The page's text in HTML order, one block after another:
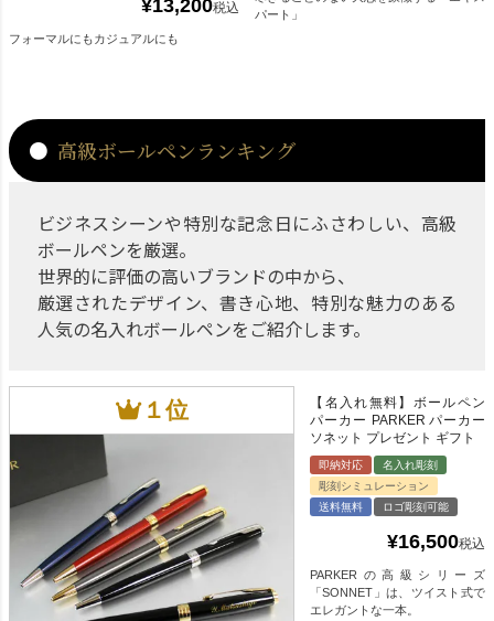
¥13,200税込
フォーマルにもカジュアルにも
パート」
高級ボールペンランキング
ビジネスシーンや特別な記念日にふさわしい、高級
ボールペンを厳選。
世界的に評価の高いブランドの中から、
厳選されたデザイン、書き心地、特別な魅力のある
人気の名入れボールペンをご紹介します。
【名入れ無料】ボールペン
パーカー PARKER パーカー
ソネット プレゼント ギフト
即納対応
名入れ彫刻
彫刻シミュレーション
送料無料
ロゴ彫刻可能
¥16,500税込
PARKERの高級シリーズ
「SONNET」は、ツイスト式で
エレガントな一本。